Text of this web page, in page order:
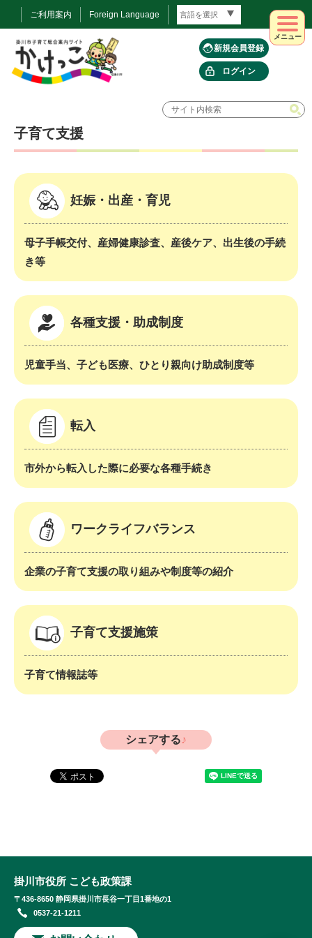
ご利用案内 Foreign Language
新規会員登録
ログイン
メニュー
子育て支援
妊娠・出産・育児
母子手帳交付、産婦健康診査、産後ケア、出生後の手続
き等
各種支援・助成制度
児童手当、子ども医療、ひとり親向け助成制度等
転入
市外から転入した際に必要な各種手続き
ワークライフバランス
企業の子育て支援の取り組みや制度等の紹介
子育て支援施策
子育て情報誌等
シェアする
掛川市役所 こども政策課
〒436-8650 静岡県掛川市長谷一丁目1番地の1
0537-21-1211